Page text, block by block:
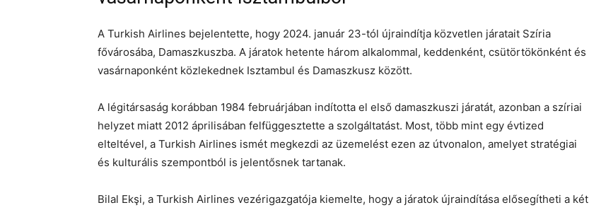
A Turkish Airlines bejelentette, hogy 2024. január 23-tól újraindítja közvetlen járatait Szíria
fővárosába, Damaszkuszba. A járatok hetente három alkalommal, keddenként, csütörtökönként és
vasárnaponként közlekednek Isztambul és Damaszkusz között.
A légitársaság korábban 1984 februárjában indította el első damaszkuszi járatát, azonban a szíriai
helyzet miatt 2012 áprilisában felfüggesztette a szolgáltatást. Most, több mint egy évtized
elteltével, a Turkish Airlines ismét megkezdi az üzemelést ezen az útvonalon, amelyet stratégiai
és kulturális szempontból is jelentősnek tartanak.
Bilal Ekşi, a Turkish Airlines vezérigazgatója kiemelte, hogy a járatok újraindítása elősegítheti a két